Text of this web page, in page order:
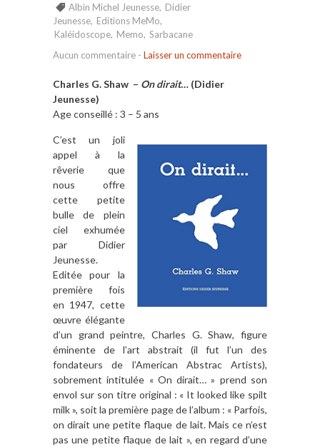
Albin Michel Jeunesse, Didier
Jeunesse, Editions MeMo,
Kaléidoscope, Memo, Sarbacane
Aucun commentaire - Laisser un commentaire
Charles G. Shaw – On dirait… (Didier
Jeunesse)
Age conseillé : 3 – 5 ans
C’est un joli
appel à la
rêverie que
nous offre
cette petite
bulle de plein
ciel exhumée
par Didier
Jeunesse.
Editée pour la
première fois
en 1947, cette
œuvre élégante
d’un grand peintre, Charles G. Shaw, figure
éminente de l’art abstrait (il fut l’un des
fondateurs de l’American Abstrac Artists),
sobrement intitulée « On dirait… » prend son
envol sur son titre original : « It looked like spilt
milk », soit la première page de l’album : « Parfois,
on dirait une petite flaque de lait. Mais ce n’est
pas une petite flaque de lait », en regard d’une